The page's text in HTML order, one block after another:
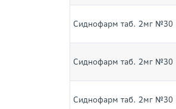
Сиднофарм таб. 2мг №30
Сиднофарм таб. 2мг №30
Сиднофарм таб. 2мг №30